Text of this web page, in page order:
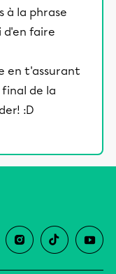
à la phrase
d'en faire
en t'assurant
final de la
:D